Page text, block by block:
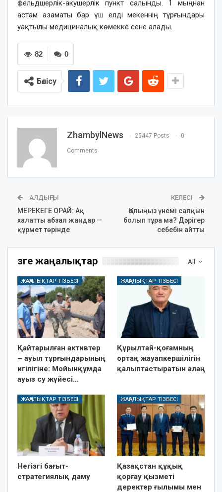
фельдшерлік-акушерлік пункт салынды. 1 мыңнан
астам азаматы бар үш елді мекеннің тұрғындары
уақтылы медициналық көмекке сене алады.
0
82
Бөлісу
ZhambylNews 25447 Posts 0
Comments
АЛДЫҢҒЫ
МЕРЕКЕГЕ ОРАЙ: Ақ
халатты абзал жандар —
құрмет төрінде
КЕЛЕСІ
Қолыңыз үнемі салқын
болып тұра ма? Дәрігер
себебін айтты
All
Өзге жаңалықтар
ЖАҢАЛЫҚТАР ТІЗБЕСІ
Қайтарылған активтер
– ауыл тұрғындарының
игілігіне: Мойынқұмда
ауыз су жүйесі…
ЖАҢАЛЫҚТАР ТІЗБЕСІ
Құрылтай-қоғамның
ортақ жауапкершілігін
қалыптастыратын алаң
ЖАҢАЛЫҚТАР ТІЗБЕСІ
Негізгі бағыт-
стратегиялық даму
ЖАҢАЛЫҚТАР ТІЗБЕСІ
Қазақстан құқық
қорғау қызметі
деректер ғылымы мен